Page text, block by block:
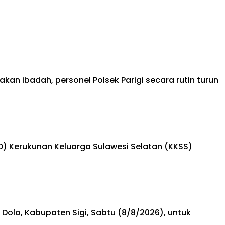
ibadah, personel Polsek Parigi secara rutin turun
Kerukunan Keluarga Sulawesi Selatan (KKSS)
Kabupaten Sigi, Sabtu (8/8/2026), untuk